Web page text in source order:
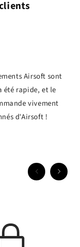
Airsoft sont
été rapide, et le
vivement
d'Airsoft !